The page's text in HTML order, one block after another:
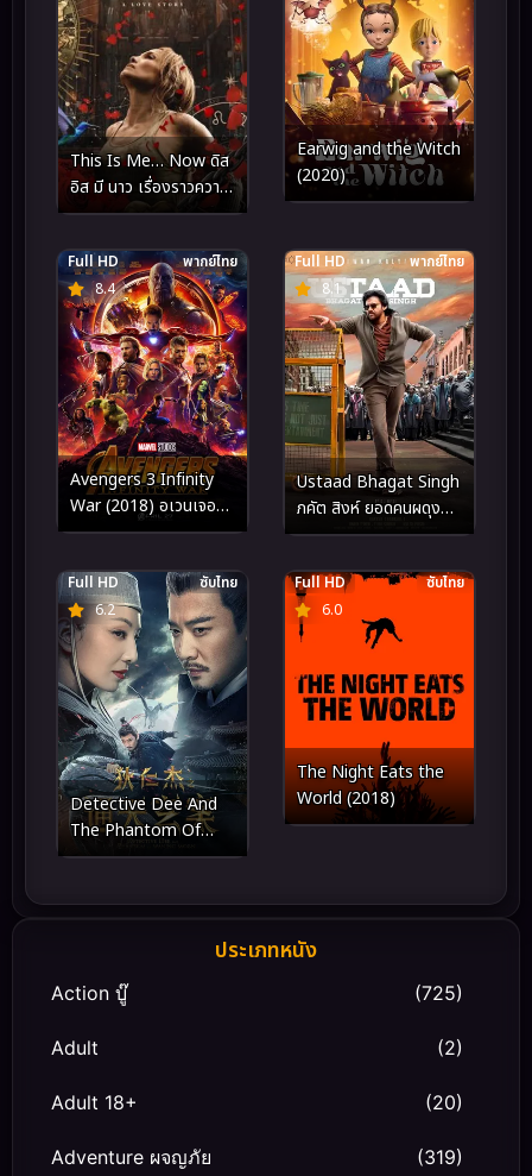
This Is Me… Now ดิส
อิส มี นาว เรื่องราวความ
รัก (2024)
Earwig and the Witch
(2020)
8.4
Full HD พากย์ไทย
Avengers 3 Infinity
War (2018) อเวนเจอร์ส
3 มหาสงครามอัญมณี
8.1
Full HD พากย์ไทย
Ustaad Bhagat Singh
ภคัต สิงห์ ยอดคนผดุง
ความยุติธรรม (2026)
6.2
Full HD ซับไทย
Detective Dee And
The Phantom Of
Waning Moon (2024)
จันทร์
6.0
Full HD ซับไทย
The Night Eats the
World (2018)
ประเภทหนัง
Action บู๊ (725)
Adult (2)
Adult 18+ (20)
Adventure ผจญภัย (319)